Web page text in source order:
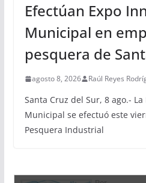
Efectúan Expo
Municipal en
pesquera de
agosto 8, 2026 Raúl Reyes
Santa Cruz del Sur, 8 ago.-
Municipal se efectuó este
Pesquera Industrial